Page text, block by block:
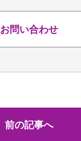
お問い合わせ
前の記事へ